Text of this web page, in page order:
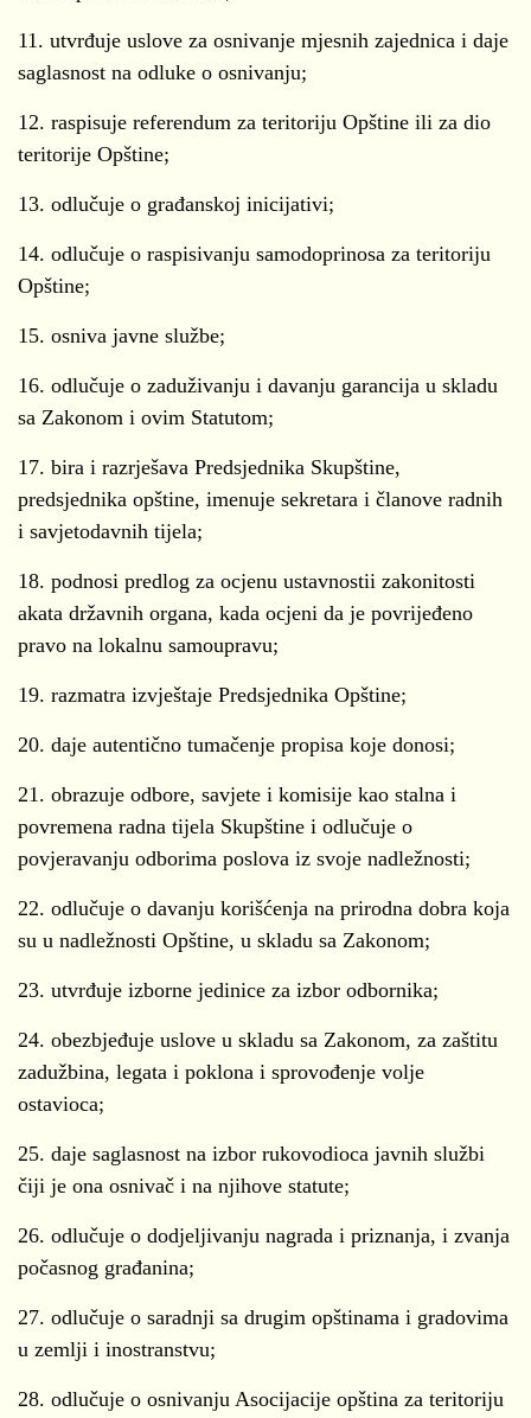
11. utvrđuje uslove za osnivanje mjesnih zajednica i daje
saglasnost na odluke o osnivanju;
12. raspisuje referendum za teritoriju Opštine ili za dio
teritorije Opštine;
13. odlučuje o građanskoj inicijativi;
14. odlučuje o raspisivanju samodoprinosa za teritoriju
Opštine;
15. osniva javne službe;
16. odlučuje o zaduživanju i davanju garancija u skladu
sa Zakonom i ovim Statutom;
17. bira i razrješava Predsjednika Skupštine,
predsjednika opštine, imenuje sekretara i članove radnih
i savjetodavnih tijela;
18. podnosi predlog za ocjenu ustavnostii zakonitosti
akata državnih organa, kada ocjeni da je povrijeđeno
pravo na lokalnu samoupravu;
19. razmatra izvještaje Predsjednika Opštine;
20. daje autentično tumačenje propisa koje donosi;
21. obrazuje odbore, savjete i komisije kao stalna i
povremena radna tijela Skupštine i odlučuje o
povjeravanju odborima poslova iz svoje nadležnosti;
22. odlučuje o davanju korišćenja na prirodna dobra koja
su u nadležnosti Opštine, u skladu sa Zakonom;
23. utvrđuje izborne jedinice za izbor odbornika;
24. obezbjeđuje uslove u skladu sa Zakonom, za zaštitu
zadužbina, legata i poklona i sprovođenje volje
ostavioca;
25. daje saglasnost na izbor rukovodioca javnih službi
čiji je ona osnivač i na njihove statute;
26. odlučuje o dodjeljivanju nagrada i priznanja, i zvanja
počasnog građanina;
27. odlučuje o saradnji sa drugim opštinama i gradovima
u zemlji i inostranstvu;
28. odlučuje o osnivanju Asocijacije opština za teritoriju